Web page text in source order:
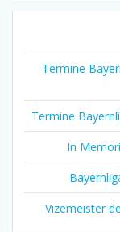
Termine
Termine
In
Vizemeister